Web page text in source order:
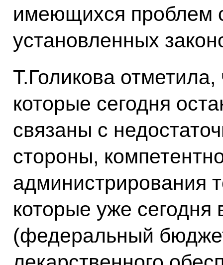
имеющихся проблем
установленных
Т.Голикова
которые сегодня
связаны с
стороны,
администрирования
которые уже
(федеральный